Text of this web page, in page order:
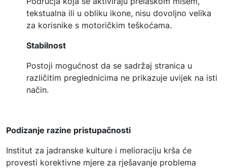
tekstualna ili u obliku ikone, nisu dovoljno velika
za korisnike s motoričkim teškoćama.
Stabilnost
Postoji mogućnost da se sadržaj stranica u
različitim preglednicima ne prikazuje uvijek na isti
način.
Podizanje razine pristupačnosti
Institut za jadranske kulture i melioraciju krša će
provesti korektivne mjere za rješavanje problema